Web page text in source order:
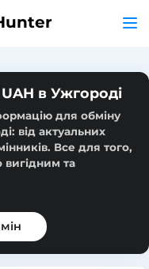
в Ужгороді
для обміну
від актуальних
Все для того,
та